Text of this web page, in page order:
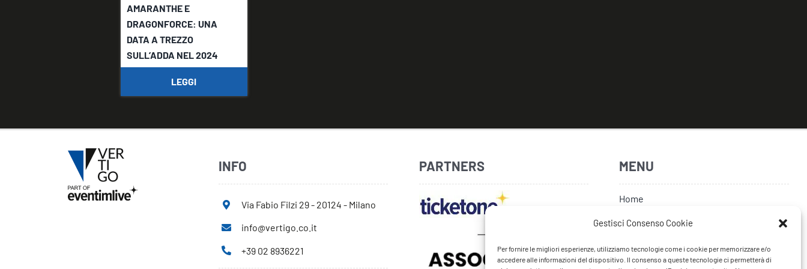
Gestisci Consenso Cookie
Per fornire le migliori esperienze, utilizziamo tecnologie come i cookie per memorizzare e/o
accedere alle informazioni del dispositivo. Il consenso a queste tecnologie ci permetterà di
AMARANTHE E
DRAGONFORCE: UNA
DATA A TREZZO
SULL’ADDA NEL 2024
LEGGI
INFO
Via Fabio Filzi 29 - 20124 - Milano
info@vertigo.co.it
+39 02 8936221
PARTNERS MENU
Home
Artisti
News